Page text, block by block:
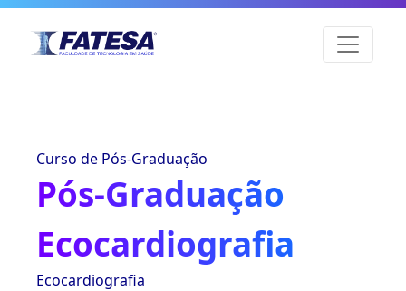
Curso de Pós-Graduação
Pós-Graduação
Ecocardiografia
Ecocardiografia